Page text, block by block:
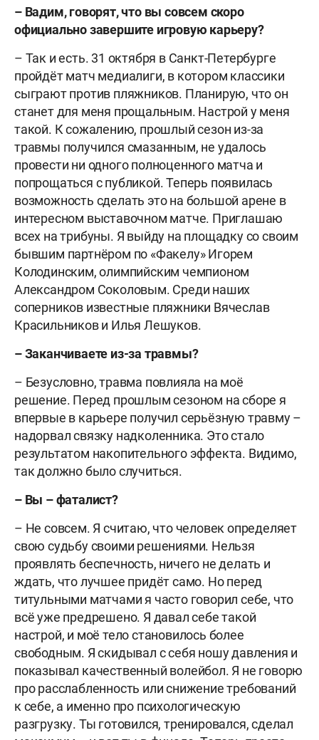
– Вадим, говорят, что вы совсем скоро
официально завершите игровую карьеру?
– Так и есть. 31 октября в Санкт-Петербурге
пройдёт матч медиалиги, в котором классики
сыграют против пляжников. Планирую, что он
станет для меня прощальным. Настрой у меня
такой. К сожалению, прошлый сезон из-за
травмы получился смазанным, не удалось
провести ни одного полноценного матча и
попрощаться с публикой. Теперь появилась
возможность сделать это на большой арене в
интересном выставочном матче. Приглашаю
всех на трибуны. Я выйду на площадку со своим
бывшим партнёром по «Факелу» Игорем
Колодинским, олимпийским чемпионом
Александром Соколовым. Среди наших
соперников известные пляжники Вячеслав
Красильников и Илья Лешуков.
– Заканчиваете из-за травмы?
– Безусловно, травма повлияла на моё
решение. Перед прошлым сезоном на сборе я
впервые в карьере получил серьёзную травму –
надорвал связку надколенника. Это стало
результатом накопительного эффекта. Видимо,
так должно было случиться.
– Вы – фаталист?
– Не совсем. Я считаю, что человек определяет
свою судьбу своими решениями. Нельзя
проявлять беспечность, ничего не делать и
ждать, что лучшее придёт само. Но перед
титульными матчами я часто говорил себе, что
всё уже предрешено. Я давал себе такой
настрой, и моё тело становилось более
свободным. Я скидывал с себя ношу давления и
показывал качественный волейбол. Я не говорю
про расслабленность или снижение требований
к себе, а именно про психологическую
разгрузку. Ты готовился, тренировался, сделал